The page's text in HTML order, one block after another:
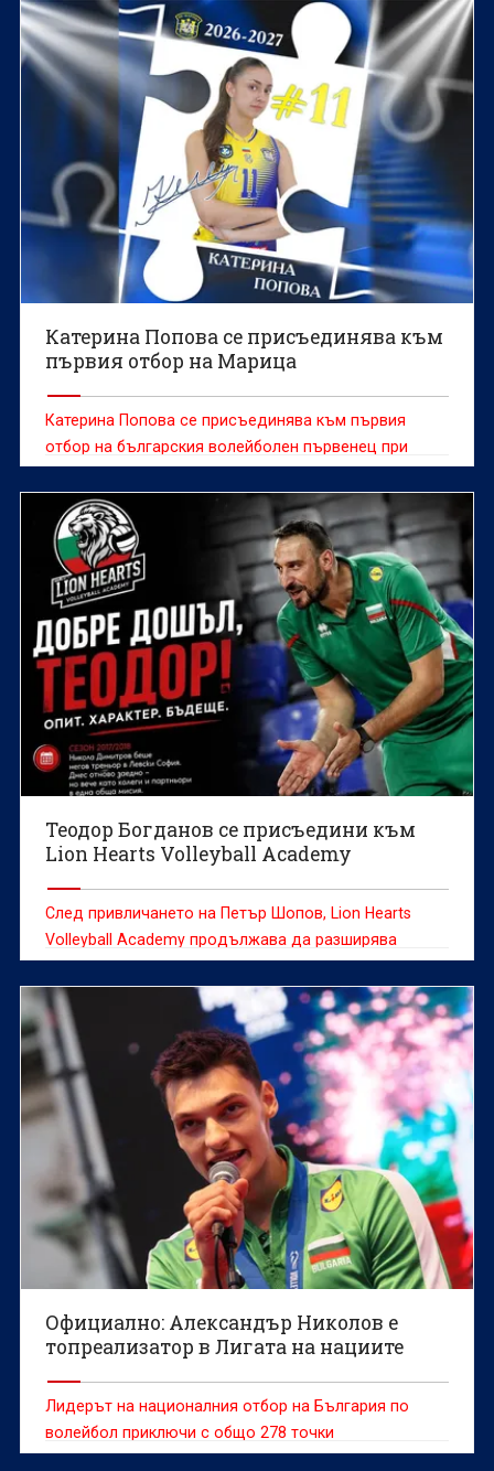
Катерина Попова се присъединява към
първия отбор на Марица
Катерина Попова се присъединява към първия
отбор на българския волейболен първенец при
жените Марица (Пловдив), съобщиха от клуба.
Теодор Богданов се присъедини към
Lion Hearts Volleyball Academy
След привличането на Петър Шопов, Lion Hearts
Volleyball Academy продължава да разширява
треньорския си екип с още един доказан
специалист.
Официално: Александър Николов е
топреализатор в Лигата на нациите
Лидерът на националния отбор на България по
волейбол приключи с общо 278 точки